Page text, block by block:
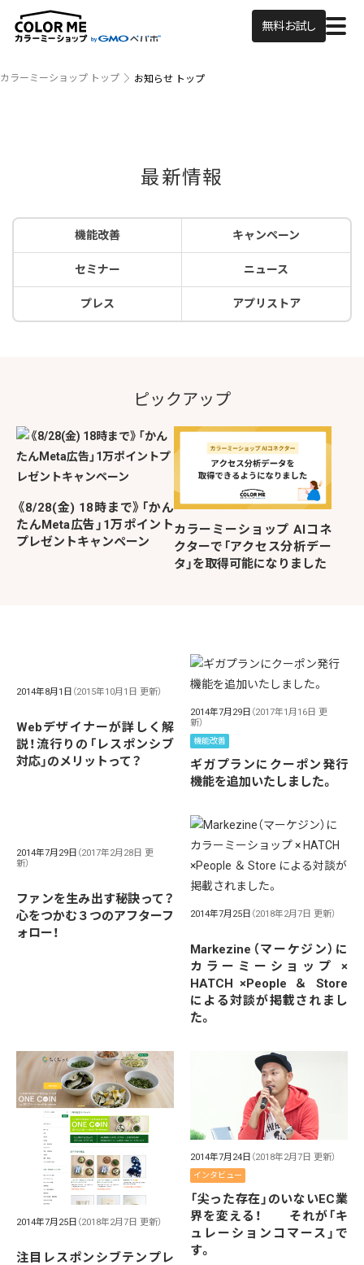
無料お試し
カラーミーショップ トップ お知らせ トップ
最新情報
機能改善 キャンペーン
セミナー ニュース
プレス アプリストア
ピックアップ
《8/28(金) 18時まで》「かん
たんMeta広告」1万ポイント
プレゼントキャンペーン
カラーミーショップ AIコネ
クターで「アクセス分析デー
タ」を取得可能になりました
2014年8月1日 （2015年10月1日 更新）
Webデザイナーが詳しく解
説！流行りの「レスポンシブ
対応」のメリットって？
2014年7月29日 （2017年1月16日 更
新）
機能改善
ギガプランにクーポン発行
機能を追加いたしました。
2014年7月29日 （2017年2月28日 更
新）
ファンを生み出す秘訣って？
心をつかむ３つのアフターフ
ォロー！
2014年7月25日 （2018年2月7日 更新）
Markezine（マーケジン）に
カラーミーショップ ×
HATCH ×People ＆ Store
による対談が掲載されまし
た。
2014年7月25日 （2018年2月7日 更新）
注目レスポンシブテンプレ
2014年7月24日 （2018年2月7日 更新）
インタビュー
「尖った存在」のいないEC業
界を変える！ それが「キ
ュレーションコマース」で
す。